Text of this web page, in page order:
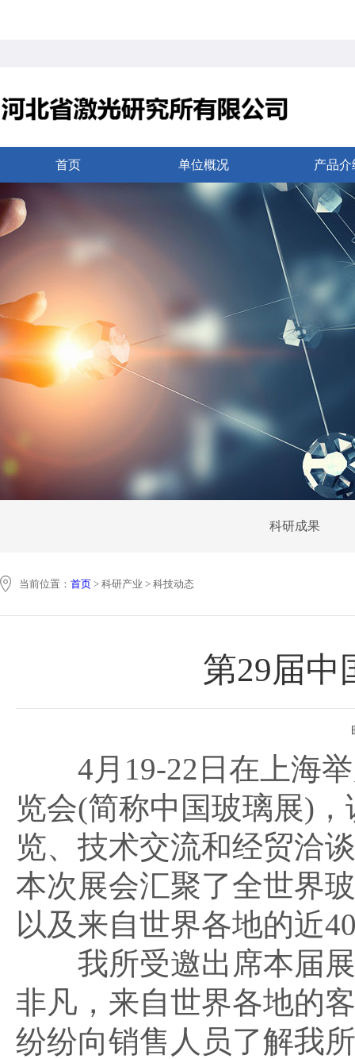
首页 单位概况 产品介
科研成果
当前位置： 首页 > 科研产业 > 科技动态
第29届中
4月19-22日在上海举
览会(简称中国玻璃展)
览、技术交流和经贸洽
本次展会汇聚了全世界
以及来自世界各地的近
我所受邀出席本届展
非凡，来自世界各地的
纷纷向销售人员了解我